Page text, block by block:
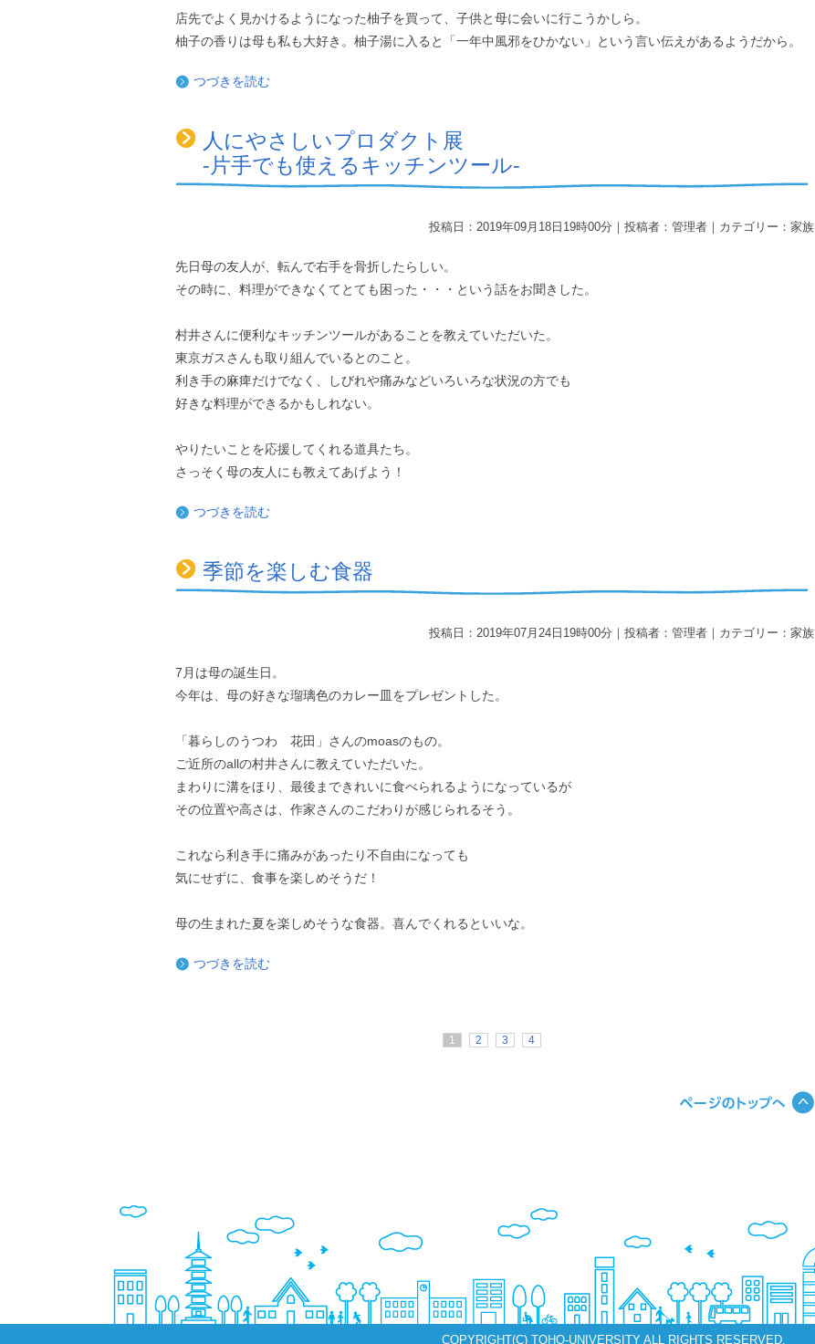
店先でよく見かけるようになった柚子を買って、子供と母に会いに行こうかしら。
柚子の香りは母も私も大好き。柚子湯に入ると「一年中風邪をひかない」という言い伝えがあるようだから。
つづきを読む
人にやさしいプロダクト展
‐片手でも使えるキッチンツール‐
投稿日：2019年09月18日19時00分｜投稿者：管理者｜カテゴリー：家族
先日母の友人が、転んで右手を骨折したらしい。
その時に、料理ができなくてとても困った・・・という話をお聞きした。
村井さんに便利なキッチンツールがあることを教えていただいた。
東京ガスさんも取り組んでいるとのこと。
利き手の麻痺だけでなく、しびれや痛みなどいろいろな状況の方でも
好きな料理ができるかもしれない。
やりたいことを応援してくれる道具たち。
さっそく母の友人にも教えてあげよう！
つづきを読む
季節を楽しむ食器
投稿日：2019年07月24日19時00分｜投稿者：管理者｜カテゴリー：家族
7月は母の誕生日。
今年は、母の好きな瑠璃色のカレー皿をプレゼントした。
「暮らしのうつわ 花田」さんのmoasのもの。
ご近所のallの村井さんに教えていただいた。
まわりに溝をほり、最後まできれいに食べられるようになっているが
その位置や高さは、作家さんのこだわりが感じられるそう。
これなら利き手に痛みがあったり不自由になっても
気にせずに、食事を楽しめそうだ！
母の生まれた夏を楽しめそうな食器。喜んでくれるといいな。
つづきを読む
1 2 3 4
COPYRIGHT(C) TOHO-UNIVERSITY ALL RIGHTS RESERVED.